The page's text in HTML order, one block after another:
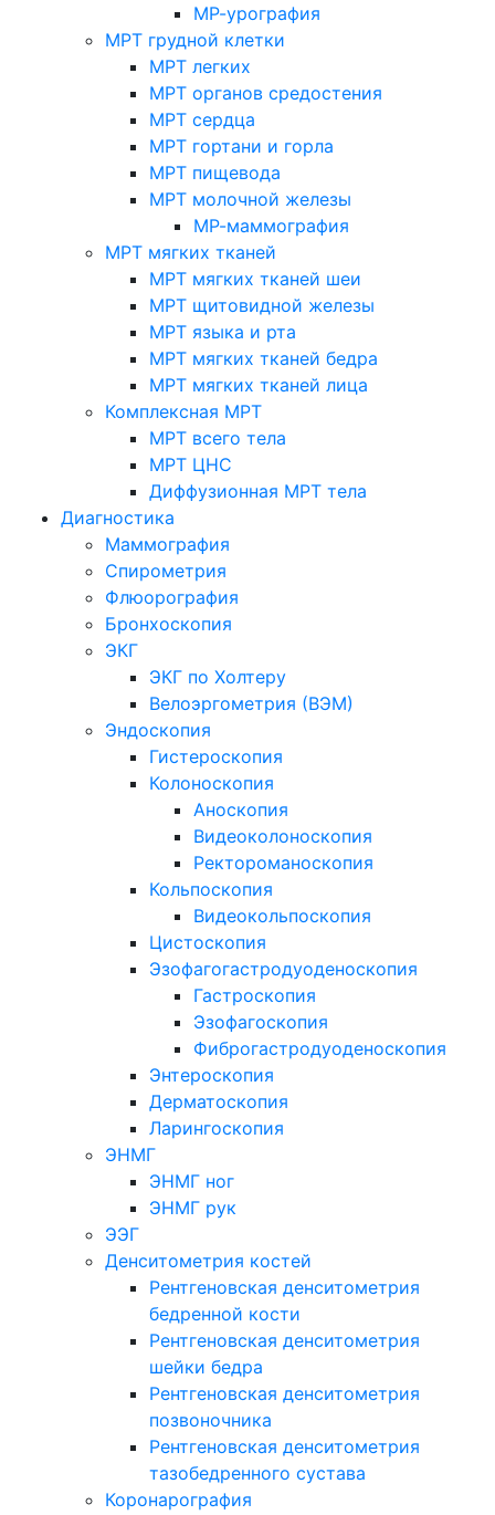
МР-урография
МРТ грудной клетки
МРТ легких
МРТ органов средостения
МРТ сердца
МРТ гортани и горла
МРТ пищевода
МРТ молочной железы
МР-маммография
МРТ мягких тканей
МРТ мягких тканей шеи
МРТ щитовидной железы
МРТ языка и рта
МРТ мягких тканей бедра
МРТ мягких тканей лица
Комплексная МРТ
МРТ всего тела
МРТ ЦНС
Диффузионная МРТ тела
Диагностика
Маммография
Спирометрия
Флюорография
Бронхоскопия
ЭКГ
ЭКГ по Холтеру
Велоэргометрия (ВЭМ)
Эндоскопия
Гистероскопия
Колоноскопия
Аноскопия
Видеоколоноскопия
Ректороманоскопия
Кольпоскопия
Видеокольпоскопия
Цистоскопия
Эзофагогастродуоденоскопия
Гастроскопия
Эзофагоскопия
Фиброгастродуоденоскопия
Энтероскопия
Дерматоскопия
Ларингоскопия
ЭНМГ
ЭНМГ ног
ЭНМГ рук
ЭЭГ
Денситометрия костей
Рентгеновская денситометрия
бедренной кости
Рентгеновская денситометрия
шейки бедра
Рентгеновская денситометрия
позвоночника
Рентгеновская денситометрия
тазобедренного сустава
Коронарография